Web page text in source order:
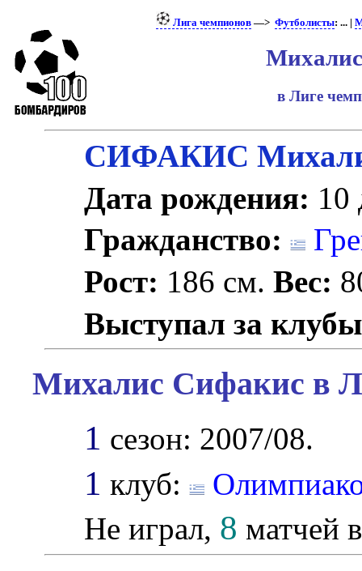
Лига чемпионов—> Футболисты: ... |
в Лиге
СИФАКИС
Дата рождения: 10
Гражданство:
Рост: 186 см.Вес:
Выступал за
Михалис Сифакис в
1 сезон: 2007/08.
1 клуб:
Не играл, 8 матчей